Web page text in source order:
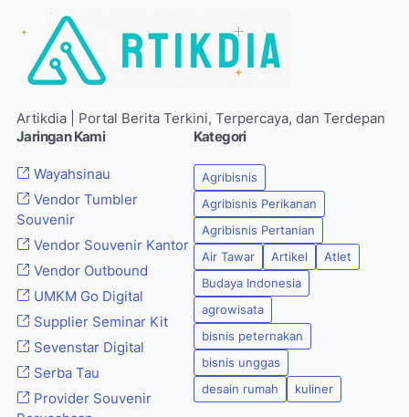
Artikdia | Portal Berita Terkini, Terpercaya, dan Terdepan
Jaringan Kami
Wayahsinau
Vendor Tumbler
Souvenir
Vendor Souvenir Kantor
Vendor Outbound
UMKM Go Digital
Supplier Seminar Kit
Sevenstar Digital
Serba Tau
Provider Souvenir
Kategori
Agribisnis
Agribisnis Perikanan
Agribisnis Pertanian
Air Tawar
Artikel
Atlet
Budaya Indonesia
agrowisata
bisnis peternakan
bisnis unggas
desain rumah
kuliner